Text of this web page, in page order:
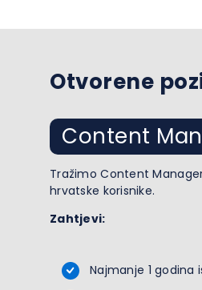
Otvorene
Content
Tražimo Content
hrvatske korisnike.
Zahtjevi:
Najmanje 1 godina